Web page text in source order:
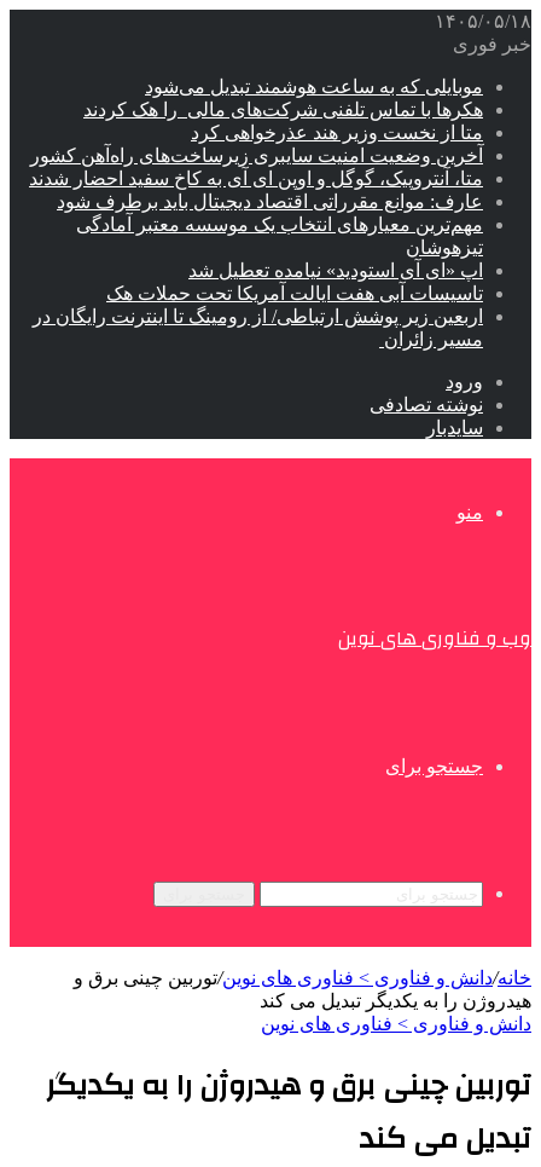
۱۴۰۵/۰۵/۱۸
خبر فوری
موبایلی که به ساعت هوشمند تبدیل می‌شود
هکرها با تماس تلفنی شرکت‌های مالی را هک کردند
متا از نخست وزیر هند عذرخواهی کرد
آخرین وضعیت امنیت سایبری زیرساخت‌های راه‌آهن کشور
متا، آنتروپیک، گوگل و اوپن ای آی به کاخ سفید احضار شدند
عارف: موانع مقرراتی اقتصاد دیجیتال باید برطرف شود
مهم‌ترین معیارهای انتخاب یک موسسه معتبر آمادگی
تیزهوشان
اپ «ای آی استودید» نیامده تعطیل شد
تاسیسات آبی هفت ایالت آمریکا تحت حملات هک
اربعین زیر پوشش ارتباطی/ از رومینگ تا اینترنت رایگان در
مسیر زائران
ورود
نوشته تصادفی
سایدبار
منو
وب و فناوری های نوین
جستجو برای
خانه/دانش و فناوری > فناوری های نوین/توربین چینی برق و
هیدروژن را به یکدیگر تبدیل می کند
دانش و فناوری > فناوری های نوین
توربین چینی برق و هیدروژن را به یکدیگر
تبدیل می کند